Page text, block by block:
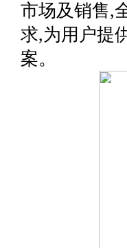
市场及销售,
求,为用户提
案。